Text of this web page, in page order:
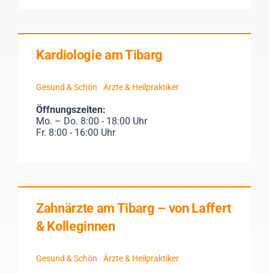
Kardiologie am Tibarg
Gesund & Schön Ärzte & Heilpraktiker
Öffnungszeiten:
Mo. – Do. 8:00 - 18:00 Uhr
Fr. 8:00 - 16:00 Uhr
Zahnärzte am Tibarg – von Laffert
& Kolleginnen
Gesund & Schön Ärzte & Heilpraktiker